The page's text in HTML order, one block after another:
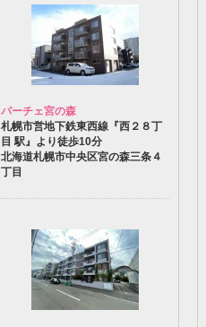
パーチェ宮の森
札幌市営地下鉄東西線『西２８丁
目 駅』より徒歩10分
北海道札幌市中央区宮の森三条４
丁目